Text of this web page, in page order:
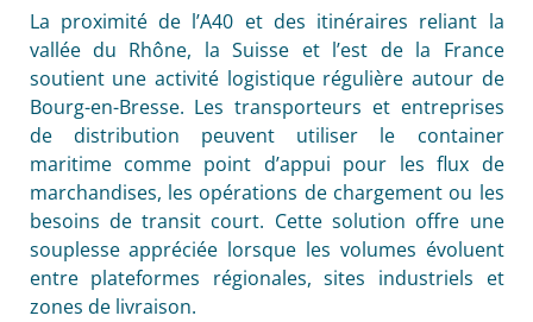
La proximité de l’A40 et des itinéraires reliant la
vallée du Rhône, la Suisse et l’est de la France
soutient une activité logistique régulière autour de
Bourg-en-Bresse. Les transporteurs et entreprises
de distribution peuvent utiliser le container
maritime comme point d’appui pour les flux de
marchandises, les opérations de chargement ou les
besoins de transit court. Cette solution offre une
souplesse appréciée lorsque les volumes évoluent
entre plateformes régionales, sites industriels et
zones de livraison.